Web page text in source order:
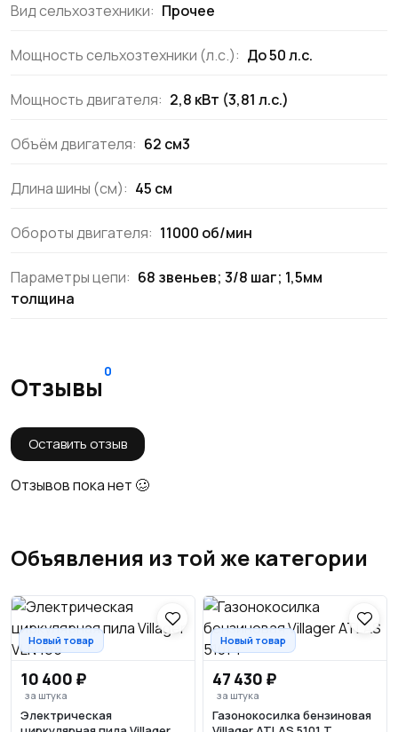
Вид сельхозтехники: Прочее
Мощность сельхозтехники (л.с.): До 50 л.с.
Мощность двигателя: 2,8 кВт (3,81 л.с.)
Объём двигателя: 62 см3
Длина шины (см): 45 см
Обороты двигателя: 11000 об/мин
Параметры цепи: 68 звеньев; 3/8 шаг; 1,5мм
толщина
Отзывы
0
Оставить отзыв
Отзывов пока нет 🥴
Объявления из той же категории
Новый товар
10 400 ₽
за штука
Электрическая
Новый товар
47 430 ₽
за штука
Газонокосилка бензиновая